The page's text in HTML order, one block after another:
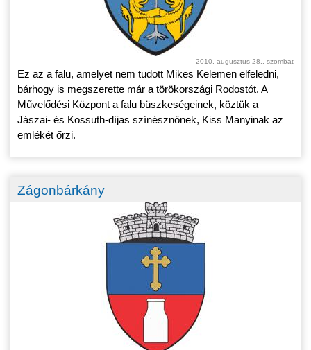
2010. augusztus 28., szombat
Ez az a falu, amelyet nem tudott Mikes Kelemen elfeledni,
bárhogy is megszerette már a törökországi Rodostót. A
Művelődési Központ a falu büszkeségeinek, köztük a
Jászai- és Kossuth-díjas színésznőnek, Kiss Manyinak az
emlékét őrzi.
Zágonbárkány